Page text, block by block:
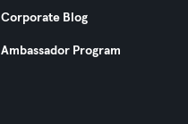
Corporate Blog
Ambassador Program